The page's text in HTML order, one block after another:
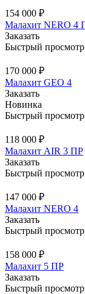
154 000 ₽
Малахит NERO 4
Заказать
Быстрый просмотр
170 000 ₽
Малахит GEO 4
Заказать
Новинка
Быстрый просмотр
118 000 ₽
Малахит AIR 3 ПР
Заказать
Быстрый просмотр
147 000 ₽
Малахит NERO 4
Заказать
Быстрый просмотр
158 000 ₽
Малахит 5 ПР
Заказать
Быстрый просмотр